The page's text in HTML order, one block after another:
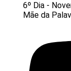
6º Dia -
Mãe da